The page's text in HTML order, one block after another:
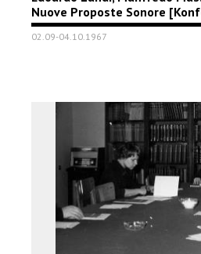
Nuove Proposte Sonore
02.09-04.10.1967